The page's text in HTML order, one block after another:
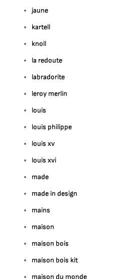
jaune
kartell
knoll
la redoute
labradorite
leroy merlin
louis
louis philippe
louis xv
louis xvi
made
made in design
mains
maison
maison bois
maison bois kit
maison du monde